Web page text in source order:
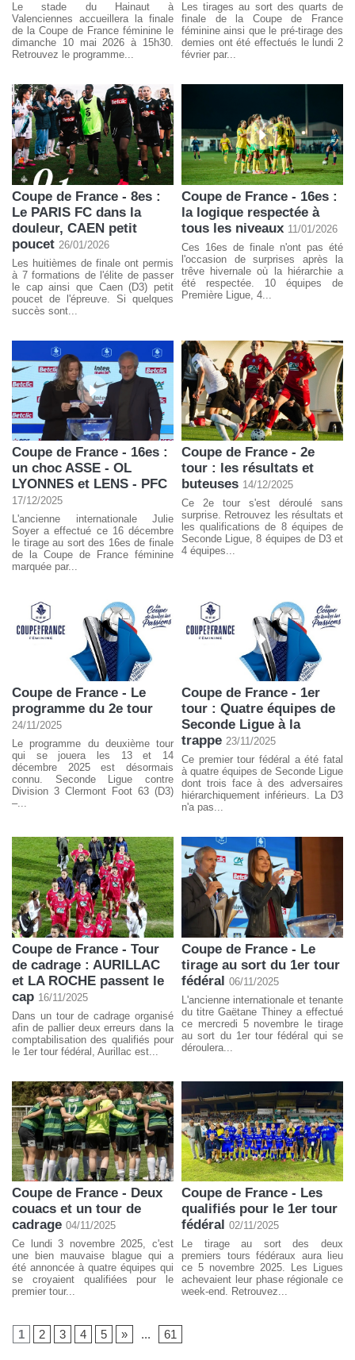
Le stade du Hainaut à
Valenciennes accueillera la finale
de la Coupe de France féminine le
dimanche 10 mai 2026 à 15h30.
Retrouvez le programme...
Les tirages au sort des quarts de
finale de la Coupe de France
féminine ainsi que le pré-tirage des
demies ont été effectués le lundi 2
février par...
Coupe de France - 8es :
Le PARIS FC dans la
douleur, CAEN petit
poucet 26/01/2026
Les huitièmes de finale ont permis
à 7 formations de l'élite de passer
le cap ainsi que Caen (D3) petit
poucet de l'épreuve. Si quelques
succès sont...
Coupe de France - 16es :
la logique respectée à
tous les niveaux 11/01/2026
Ces 16es de finale n'ont pas été
l'occasion de surprises après la
trêve hivernale où la hiérarchie a
été respectée. 10 équipes de
Première Ligue, 4...
Coupe de France - 16es :
un choc ASSE - OL
LYONNES et LENS - PFC
17/12/2025
L'ancienne internationale Julie
Soyer a effectué ce 16 décembre
le tirage au sort des 16es de finale
de la Coupe de France féminine
marquée par...
Coupe de France - 2e
tour : les résultats et
buteuses 14/12/2025
Ce 2e tour s'est déroulé sans
surprise. Retrouvez les résultats et
les qualifications de 8 équipes de
Seconde Ligue, 8 équipes de D3 et
4 équipes...
Coupe de France - Le
programme du 2e tour
24/11/2025
Le programme du deuxième tour
qui se jouera les 13 et 14
décembre 2025 est désormais
connu. Seconde Ligue contre
Division 3 Clermont Foot 63 (D3)
–...
Coupe de France - 1er
tour : Quatre équipes de
Seconde Ligue à la
trappe 23/11/2025
Ce premier tour fédéral a été fatal
à quatre équipes de Seconde Ligue
dont trois face à des adversaires
hiérarchiquement inférieurs. La D3
n'a pas...
Coupe de France - Tour
de cadrage : AURILLAC
et LA ROCHE passent le
cap 16/11/2025
Dans un tour de cadrage organisé
afin de pallier deux erreurs dans la
comptabilisation des qualifiés pour
le 1er tour fédéral, Aurillac est...
Coupe de France - Le
tirage au sort du 1er tour
fédéral 06/11/2025
L'ancienne internationale et tenante
du titre Gaëtane Thiney a effectué
ce mercredi 5 novembre le tirage
au sort du 1er tour fédéral qui se
déroulera...
Coupe de France - Deux
couacs et un tour de
cadrage 04/11/2025
Ce lundi 3 novembre 2025, c'est
une bien mauvaise blague qui a
été annoncée à quatre équipes qui
se croyaient qualifiées pour le
premier tour...
Coupe de France - Les
qualifiés pour le 1er tour
fédéral 02/11/2025
Le tirage au sort des deux
premiers tours fédéraux aura lieu
ce 5 novembre 2025. Les Ligues
achevaient leur phase régionale ce
week-end. Retrouvez...
1 2 3 4 5 » ... 61